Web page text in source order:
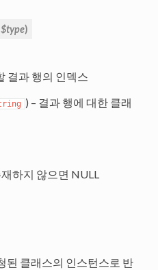
$type)
결과 행의 인덱스
) – 결과 행에 대한 클래
하지 않으면 NULL
된 클래스의 인스턴스로 반